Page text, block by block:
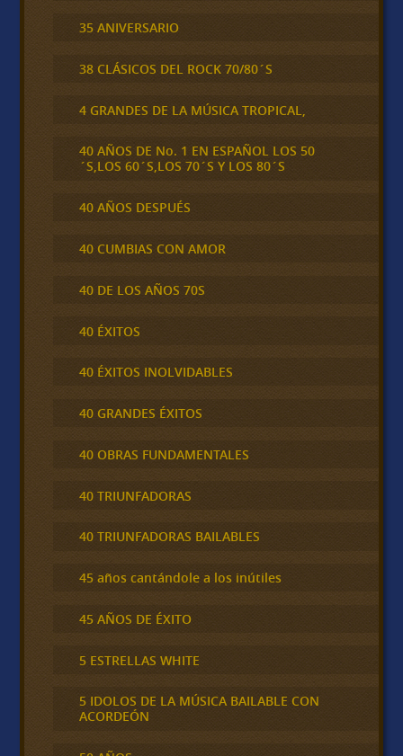
35 ANIVERSARIO
38 CLÁSICOS DEL ROCK 70/80´S
4 GRANDES DE LA MÚSICA TROPICAL,
40 AÑOS DE No. 1 EN ESPAÑOL LOS 50
´S,LOS 60´S,LOS 70´S Y LOS 80´S
40 AÑOS DESPUÉS
40 CUMBIAS CON AMOR
40 DE LOS AÑOS 70S
40 ÉXITOS
40 ÉXITOS INOLVIDABLES
40 GRANDES ÉXITOS
40 OBRAS FUNDAMENTALES
40 TRIUNFADORAS
40 TRIUNFADORAS BAILABLES
45 años cantándole a los inútiles
45 AÑOS DE ÉXITO
5 ESTRELLAS WHITE
5 IDOLOS DE LA MÚSICA BAILABLE CON
ACORDEÓN